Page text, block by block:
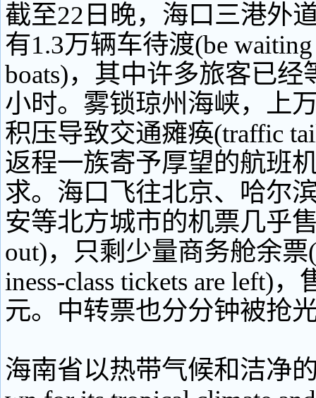
截至22日晚，海口三港外
有1.3万辆车待渡(be
boats)，其中许多旅客已经
小时。雾锁琼州海峡，上
积压导致交通瘫痪(traffic
返程一族寄予厚望的航班
求。海口飞往北京、哈尔
安等北方城市的机票几乎
out)，只剩少量商务舱余票
iness-class tickets are left)
元。中转票也分分钟被抢
海南省以热带气候和洁净